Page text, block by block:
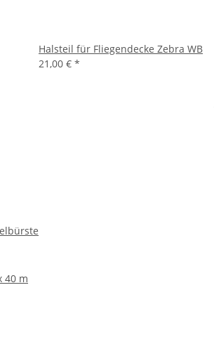
Halsteil für Fliegendecke Zebra WB
21,00 € *